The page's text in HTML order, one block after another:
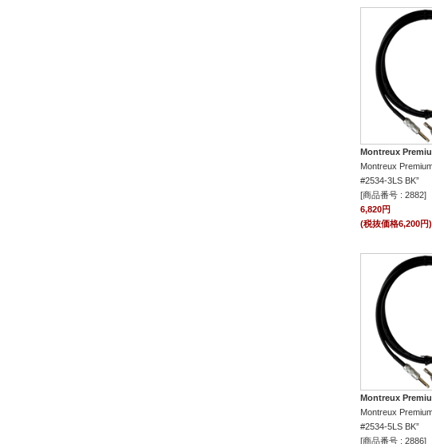
Montreux
Montreux
#2534-3LS BK”
[商品番号 : 2882]
6,820円
(税抜価格6,200円)
Montreux
Montreux
#2534-5LS BK”
[商品番号 : 2886]